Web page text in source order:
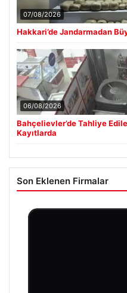
07/08/2026
Hakkari’de Jandarmadan
06/08/2026
Bahçelievler’de Tahliye
Kayıtlarda
Son Eklenen Firmalar